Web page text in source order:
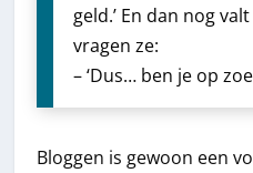
geld.’ En dan nog
vragen ze:
– ‘Dus… ben je op
Bloggen is gewoon een